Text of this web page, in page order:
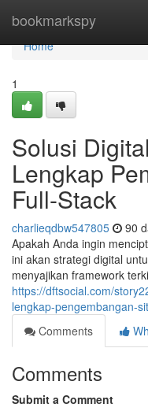
bookmarkspy
Home
Home
1
Solusi
Lengkap
Full-Stack
charlieqdbw547805 90
Apakah Anda ingin
ini akan strategi digital
menyajikan framework
https://dftsocial.com/
lengkap-pengembangan-
Comments
Comments
Submit a Comment